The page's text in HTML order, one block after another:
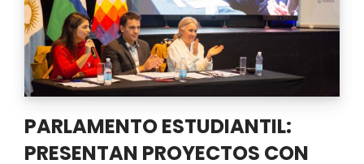
PARLAMENTO ESTUDIANTIL:
PRESENTAN PROYECTOS CON